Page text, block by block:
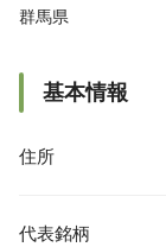
群馬県
基本情報
住所
代表銘柄